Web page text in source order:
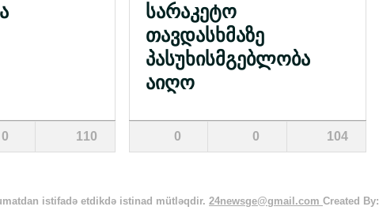
0 110
სარაკეტო
თავდასხმაზე
პასუხისმგებლობა
აიღო
0 0 104
istifadə etdikdə istinad mütləqdir. 24newsge@gmail.com Created By: